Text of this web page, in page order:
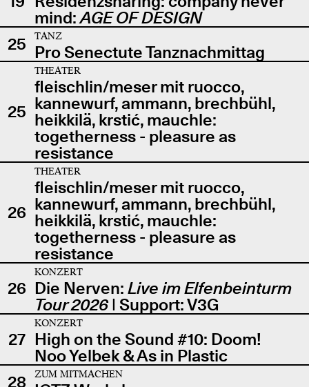
mind:AGE OF DESIGN
25
TANZ
Pro Senectute Tanznachmittag
25
THEATER
fleischlin/meser mit ruocco,
kannewurf, ammann, brechbühl,
heikkilä, krstić, mauchle:
togetherness - pleasure as
resistance
26
THEATER
fleischlin/meser mit ruocco,
kannewurf, ammann, brechbühl,
heikkilä, krstić, mauchle:
togetherness - pleasure as
resistance
26
KONZERT
Die Nerven: Live im Elfenbeinturm
Tour 2026| Support: V3G
27
KONZERT
High on the Sound #10: Doom!
Noo Yelbek & As in Plastic
28
ZUM MITMACHEN